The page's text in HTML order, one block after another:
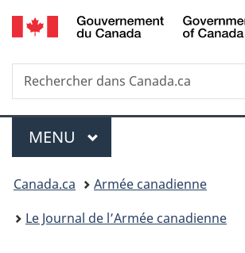
Passer
au
principal
Passer
à
Au
du
Passer
à
version
simplifiée
Recherche
Rechercher
dans
Menu
MENU PRINCIPAL
Vous
êtes
Canada.ca
Armée canadienne
Le Journal de l’Armée canadienne